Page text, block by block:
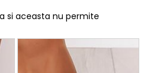
si aceasta nu permite